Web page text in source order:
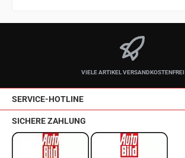
VIELE ARTIKEL VERSANDKOSTENFREI
SERVICE-HOTLINE
SICHERE ZAHLUNG